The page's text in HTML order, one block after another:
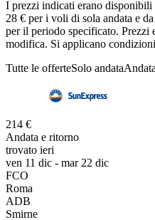
I prezzi indicati erano
28 € per i voli di sola andata e
per il periodo specificato. Prezzi
modifica. Si applicano
Tutte le offerteSolo andata
214 €
Andata e ritorno
trovato ieri
ven 11 dic - mar 22 dic
FCO
Roma
ADB
Smirne